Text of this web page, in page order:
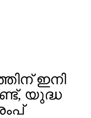
ഇനി
യുദ്ധ